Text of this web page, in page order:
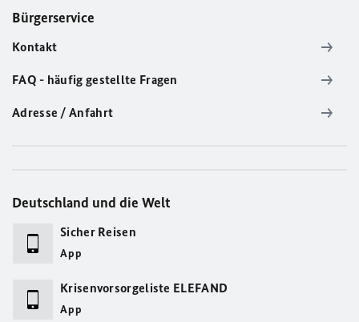
Bürgerservice
Kontakt
FAQ - häufig gestellte Fragen
Adresse / Anfahrt
Deutschland und die Welt
Sicher Reisen
App
Krisenvorsorgeliste ELEFAND
App